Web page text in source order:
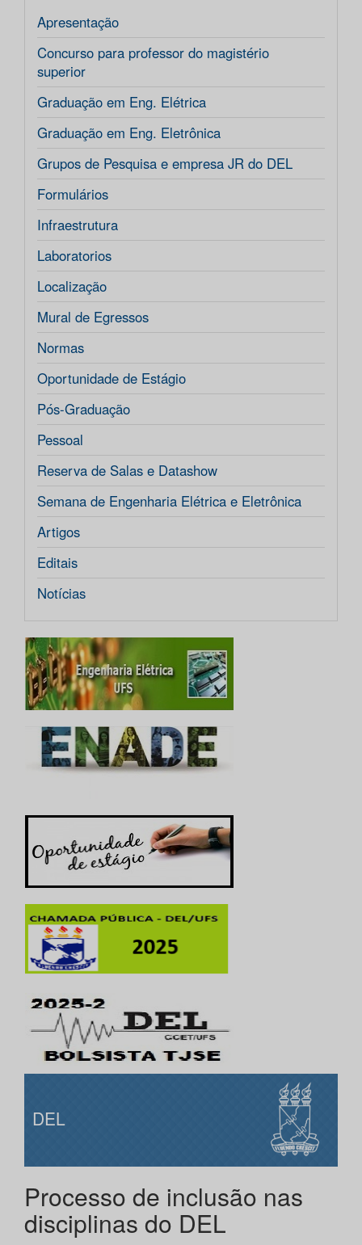
Apresentação
Concurso para professor do magistério
superior
Graduação em Eng. Elétrica
Graduação em Eng. Eletrônica
Grupos de Pesquisa e empresa JR do DEL
Formulários
Infraestrutura
Laboratorios
Localização
Mural de Egressos
Normas
Oportunidade de Estágio
Pós-Graduação
Pessoal
Reserva de Salas e Datashow
Semana de Engenharia Elétrica e Eletrônica
Artigos
Editais
Notícias
DEL
Processo de inclusão nas
disciplinas do DEL